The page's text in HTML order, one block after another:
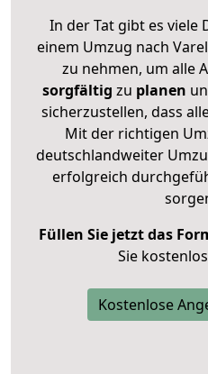
In der Tat gibt es viele
einem Umzug nach
zu nehmen, um alle
sorgfältig zu planen
sicherzustellen, dass
Mit der richtigen
deutschlandweiter
erfolgreich
Füllen Sie jetzt das
Sie
Kostenlose